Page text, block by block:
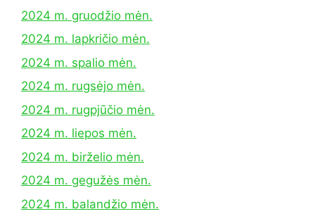
2024 m. gruodžio mėn.
2024 m. lapkričio mėn.
2024 m. spalio mėn.
2024 m. rugsėjo mėn.
2024 m. rugpjūčio mėn.
2024 m. liepos mėn.
2024 m. birželio mėn.
2024 m. gegužės mėn.
2024 m. balandžio mėn.